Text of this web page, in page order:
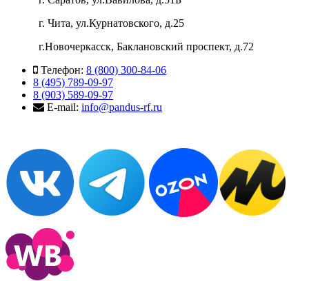
г. Чита, ул.Курнатовского, д.25
г.Новочеркасск, Баклановский проспект, д.72
Телефон: 8 (800) 300-84-06
8 (495) 789-09-97
8 (903) 589-09-97
E-mail: info@pandus-rf.ru